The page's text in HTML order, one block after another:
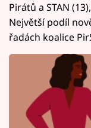
Pirátů a STAN
Největší podíl
řadách koalice